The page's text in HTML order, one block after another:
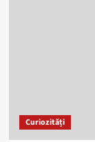
Curiozități